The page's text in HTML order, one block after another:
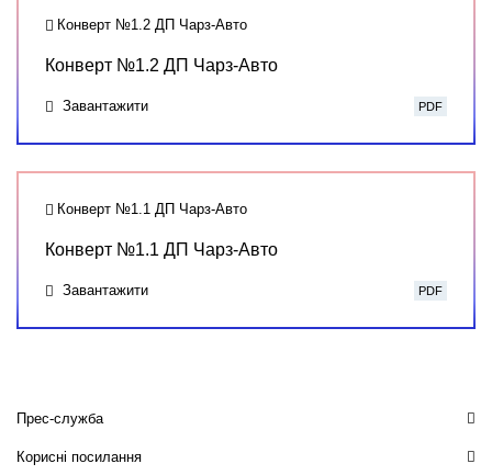
Конверт №1.2 ДП Чарз-Авто
Конверт №1.2 ДП Чарз-Авто
Завантажити PDF
Конверт №1.1 ДП Чарз-Авто
Конверт №1.1 ДП Чарз-Авто
Завантажити PDF
Прес-служба
Корисні посилання